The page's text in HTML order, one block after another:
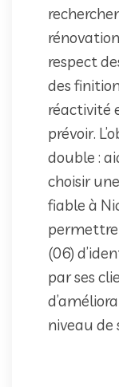
respect
des
réactivité
prévoir.
double :
choisir
fiable à
permettre
(06)
par ses
niveau de